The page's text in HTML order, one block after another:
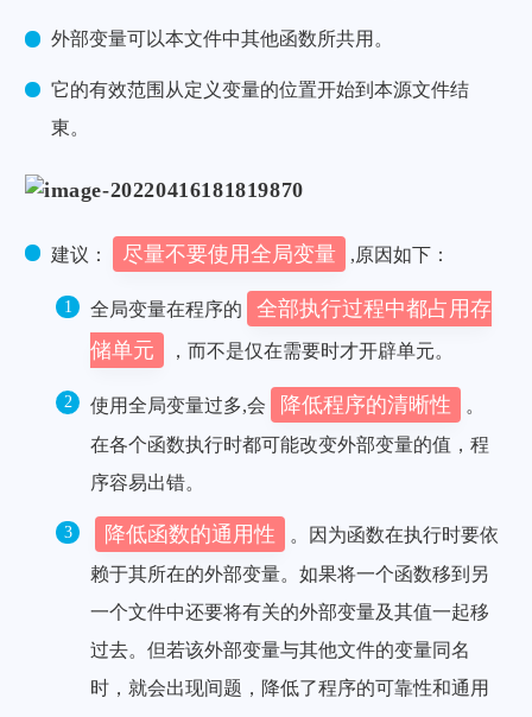
外部变量可以本文件中其他函数所共用。
它的有效范围从定义变量的位置开始到本源文件结
東。
建议： 尽量不要使用全局变量 ,原因如下：
全局变量在程序的
全部执行过程中都占用存
储单元
，而不是仅在需要时才开辟单元。
使用全局变量过多,会 降低程序的清晰性
。
在各个函数执行时都可能改变外部变量的值，程
序容易出错。
降低函数的通用性
。因为函数在执行时要依
赖于其所在的外部变量。如果将一个函数移到另
一个文件中还要将有关的外部变量及其值一起移
过去。但若该外部变量与其他文件的变量同名
时，就会出现间题，降低了程序的可靠性和通用